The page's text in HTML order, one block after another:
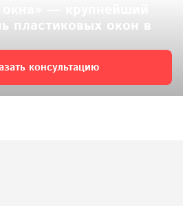
пластиковых окон в
консультацию